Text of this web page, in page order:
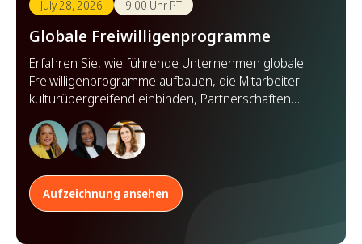
July 28, 2026 9:00 Uhr PT
Globale Freiwilligenprogramme
Erfahren Sie, wie führende Unternehmen globale
Freiwilligenprogramme aufbauen, die Mitarbeiter
kulturübergreifend einbinden, Partnerschaften
stärken und weltweit Wirkung zeigen.
Aufzeichnung ansehen